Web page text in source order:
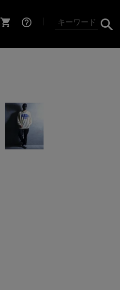
shopping_cart help_outline